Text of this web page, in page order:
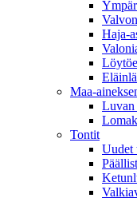
Haja-
Maa-
Luvan
Tontit
Uudet